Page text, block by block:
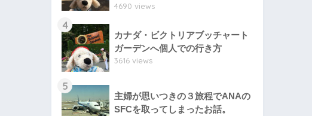
4690 views
4
カナダ・ビクトリアブッチャート
ガーデンへ個人での行き方
3616 views
5
主婦が思いつきの３旅程でANAの
SFCを取ってしまったお話。